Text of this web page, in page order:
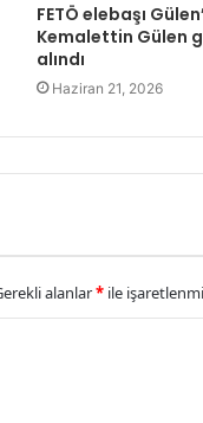
FETÖ elebaşı
Kemalettin Gülen
alındı
Haziran 21, 2026
alanlar* ile